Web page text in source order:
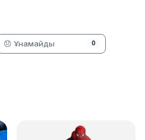
😞 Ұнамайды 0